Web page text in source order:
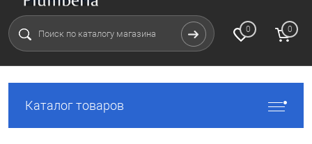
0 0
Каталог товаров